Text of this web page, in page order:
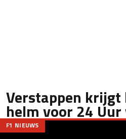
Verstappen krijgt
helm voor 24
F1 NIEUWS